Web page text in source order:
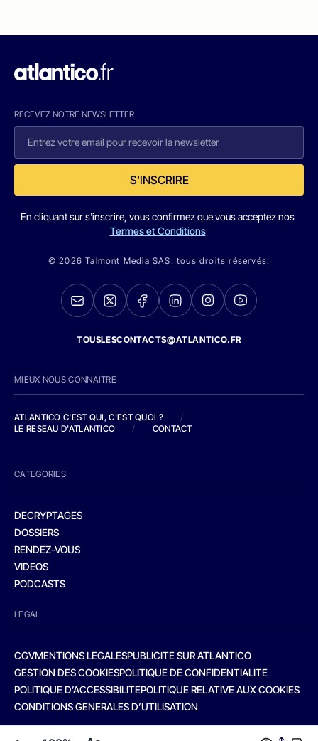
RECEVEZ NOTRE NEWSLETTER
S'INSCRIRE
En cliquant sur s'inscrire, vous confirmez que vous acceptez nos
Termes et Conditions
© 2026 Talmont Media SAS. tous droits réservés.
TOUSLESCONTACTS@ATLANTICO.FR
MIEUX NOUS CONNAITRE
ATLANTICO C'EST QUI, C'EST QUOI ?
/
LE RESEAU D'ATLANTICO
/ CONTACT
CATEGORIES
DECRYPTAGES
DOSSIERS
RENDEZ-VOUS
VIDEOS
PODCASTS
LEGAL
CGVMENTIONS LEGALESPUBLICITE SUR ATLANTICO
GESTION DES COOKIESPOLITIQUE DE CONFIDENTIALITE
POLITIQUE D’ACCESSIBILITEPOLITIQUE RELATIVE AUX COOKIES
CONDITIONS GENERALES D’UTILISATION